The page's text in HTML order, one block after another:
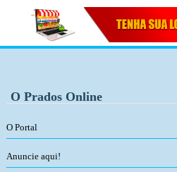
O Prados Online
O Portal
Anuncie aqui!